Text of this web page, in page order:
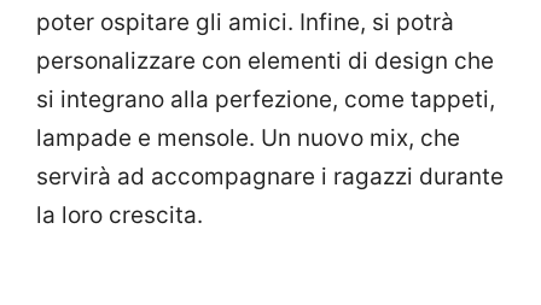
poter ospitare gli amici. Infine, si potrà
personalizzare con elementi di design che
si integrano alla perfezione, come tappeti,
lampade e mensole. Un nuovo mix, che
servirà ad accompagnare i ragazzi durante
la loro crescita.